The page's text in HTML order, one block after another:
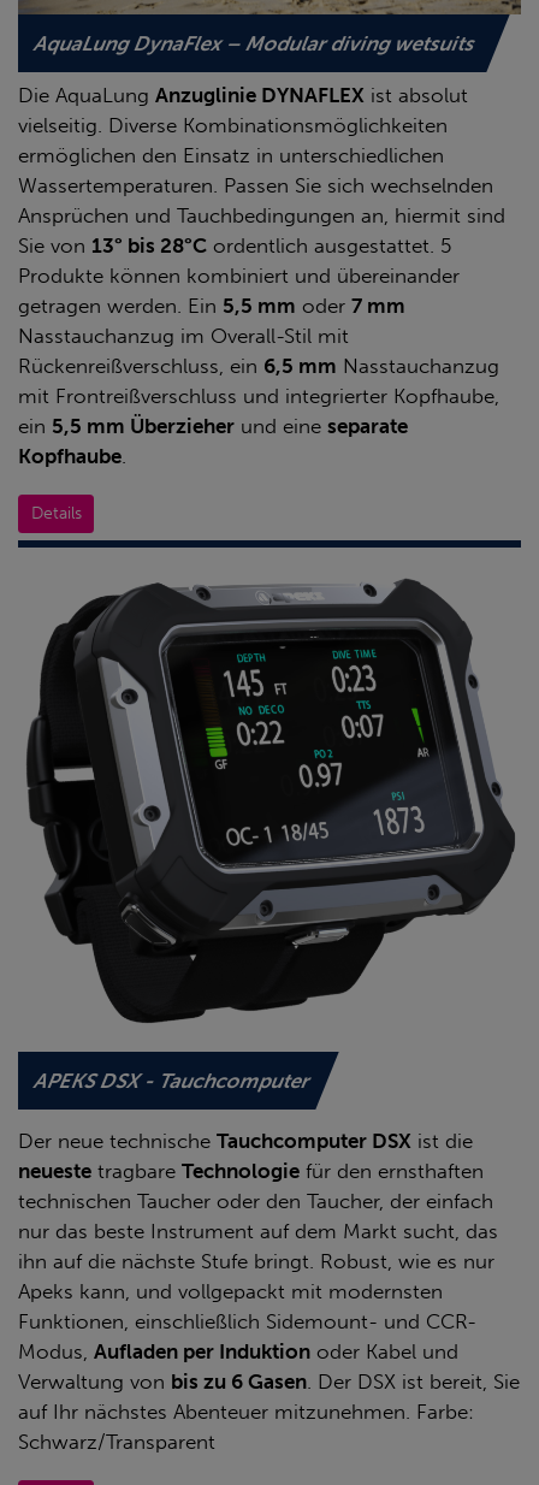
AquaLung DynaFlex – Modular diving wetsuits
Die AquaLung Anzuglinie DYNAFLEX ist absolut
vielseitig. Diverse Kombinationsmöglichkeiten
ermöglichen den Einsatz in unterschiedlichen
Wassertemperaturen. Passen Sie sich wechselnden
Ansprüchen und Tauchbedingungen an, hiermit sind
Sie von 13° bis 28°C ordentlich ausgestattet. 5
Produkte können kombiniert und übereinander
getragen werden. Ein 5,5 mm oder 7 mm
Nasstauchanzug im Overall-Stil mit
Rückenreißverschluss, ein 6,5 mm Nasstauchanzug
mit Frontreißverschluss und integrierter Kopfhaube,
ein 5,5 mm Überzieher und eine separate
Kopfhaube.
Details
APEKS DSX - Tauchcomputer
Der neue technische Tauchcomputer DSX ist die
neueste tragbare Technologie für den ernsthaften
technischen Taucher oder den Taucher, der einfach
nur das beste Instrument auf dem Markt sucht, das
ihn auf die nächste Stufe bringt. Robust, wie es nur
Apeks kann, und vollgepackt mit modernsten
Funktionen, einschließlich Sidemount- und CCR-
Modus, Aufladen per Induktion oder Kabel und
Verwaltung von bis zu 6 Gasen . Der DSX ist bereit, Sie
auf Ihr nächstes Abenteuer mitzunehmen. Farbe:
Schwarz/Transparent